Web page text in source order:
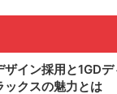
ザイン採用と1GD
ックスの魅力とは